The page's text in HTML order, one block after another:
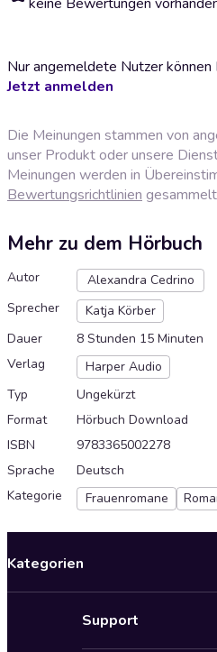
Nur angemeldete Nutzer
Jetzt anmelden
Die Meinungen stammen von
unser Produkt oder unsere
Meinungen werden in
Bewertungsrichtlinien
Mehr zu dem Hörbuch
Autor
Alexandra Cedrino
Sprecher
Katja Körber
Dauer
8 Stunden 15 Minuten
Verlag
Harper Audio
Typ
Ungekürzt
Format
Hörbuch Download
ISBN
9783365002278
Sprache
Deutsch
Kategorie
Frauenromane
Kategorien
Support